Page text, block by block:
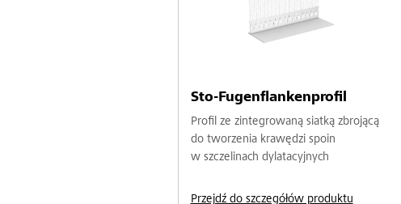
Sto-Fugenflankenprofil
Profil ze zintegrowaną siatką zbrojącą
do tworzenia krawędzi spoin
w szczelinach dylatacyjnych
Przejdź do szczegółów produktu